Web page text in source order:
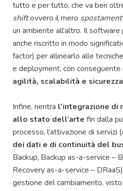
tutto e per tutto, che va ben
shiftovvero il mero
un ambiente all’altro. Il
anche riscritto in modo
factor) per allinearlo alle
e deployment, con conseguente
agilità, scalabilità e
Infine, rientra l’integrazione di
allo stato dell’arte fin dalla
processo, l’attivazione di servizi
dei dati e di continuità del
Backup, Backup as-a-service –
Recovery as-a-service – DRaaS)
gestione del cambiamento,